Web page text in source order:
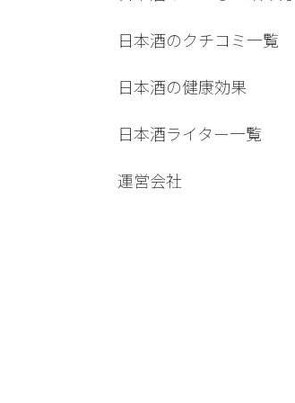
日本酒のクチコミ一覧
日本酒の健康効果
日本酒ライター一覧
運営会社